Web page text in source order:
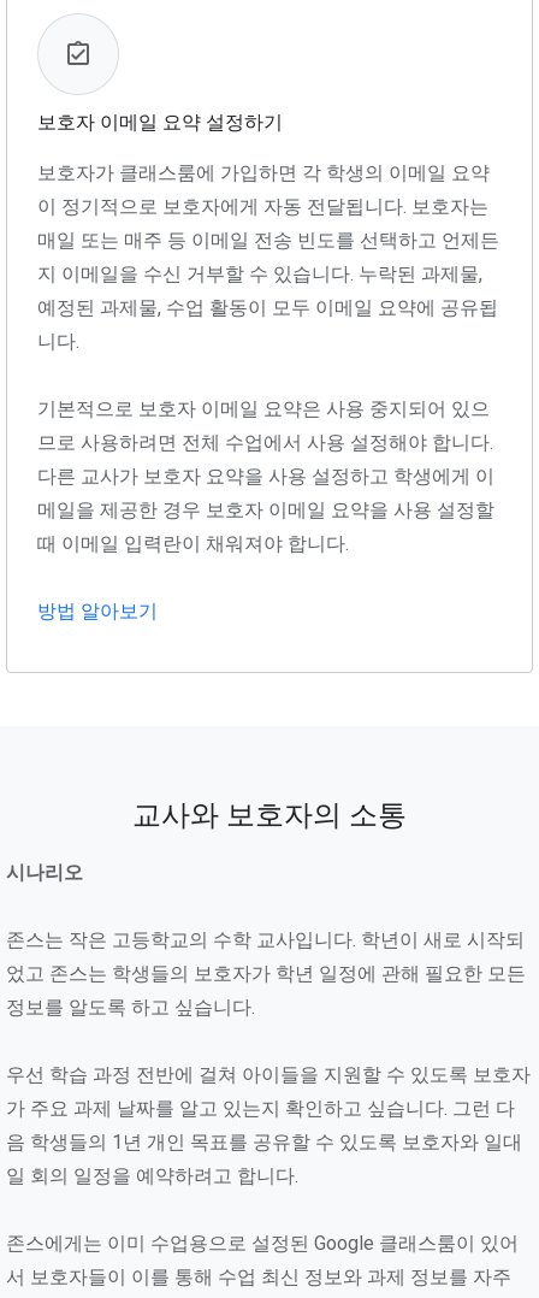
보호자 이메일 요약 설정하기
보호자가 클래스룸에 가입하면 각 학생의 이메일 요약
이 정기적으로 보호자에게 자동 전달됩니다. 보호자는
매일 또는 매주 등 이메일 전송 빈도를 선택하고 언제든
지 이메일을 수신 거부할 수 있습니다. 누락된 과제물,
예정된 과제물, 수업 활동이 모두 이메일 요약에 공유됩
니다.
기본적으로 보호자 이메일 요약은 사용 중지되어 있으
므로 사용하려면 전체 수업에서 사용 설정해야 합니다.
다른 교사가 보호자 요약을 사용 설정하고 학생에게 이
메일을 제공한 경우 보호자 이메일 요약을 사용 설정할
때 이메일 입력란이 채워져야 합니다.
방법 알아보기
교사와 보호자의 소통
시나리오
존스는 작은 고등학교의 수학 교사입니다. 학년이 새로 시작되
었고 존스는 학생들의 보호자가 학년 일정에 관해 필요한 모든
정보를 알도록 하고 싶습니다.
우선 학습 과정 전반에 걸쳐 아이들을 지원할 수 있도록 보호자
가 주요 과제 날짜를 알고 있는지 확인하고 싶습니다. 그런 다
음 학생들의 1년 개인 목표를 공유할 수 있도록 보호자와 일대
일 회의 일정을 예약하려고 합니다.
존스에게는 이미 수업용으로 설정된 Google 클래스룸이 있어
서 보호자들이 이를 통해 수업 최신 정보와 과제 정보를 자주